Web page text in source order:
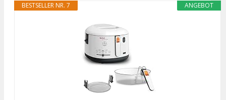
ANGEBOT
BESTSELLER NR. 7